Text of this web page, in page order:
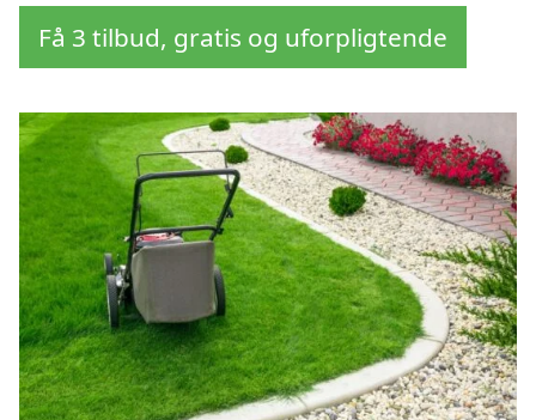
Få 3 tilbud, gratis og uforpligtende